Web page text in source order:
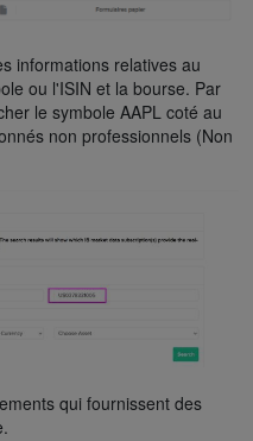
informations relatives au
ou l'ISIN et la bourse. Par
le symbole AAPL coté au
non professionnels (Non
qui fournissent des